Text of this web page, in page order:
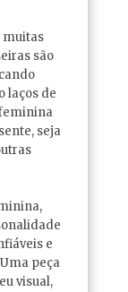
muitas
são
laços de
seja
e
peça
visual,